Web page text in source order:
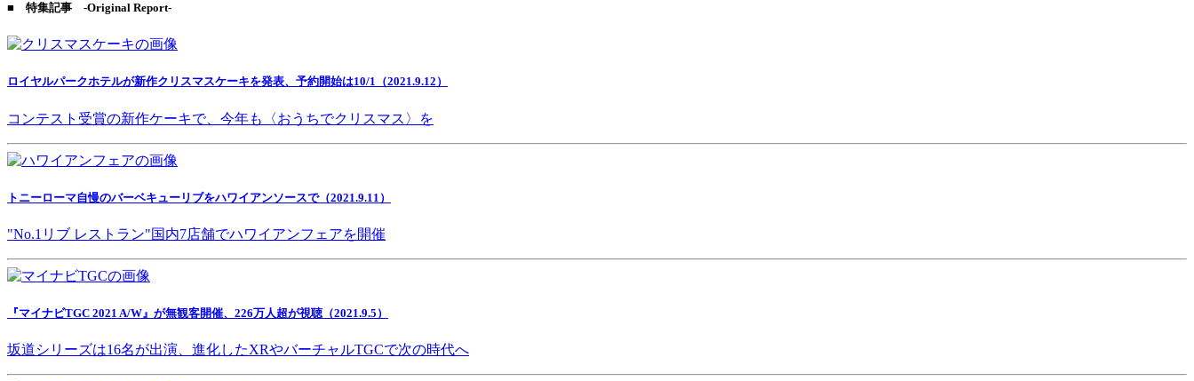
■ 特集記事 -Original Report-
ロイヤルパークホテルが新作クリスマスケーキを発表、予約開始は10/1（2021.9.12）
コンテスト受賞の新作ケーキで、今年も〈おうちでクリスマス〉を
トニーローマ自慢のバーベキューリブをハワイアンソースで（2021.9.11）
"No.1リブ レストラン"国内7店舗でハワイアンフェアを開催
『マイナビTGC 2021 A/W』が無観客開催、226万人超が視聴（2021.9.5）
坂道シリーズは16名が出演、進化したXRやバーチャルTGCで次の時代へ